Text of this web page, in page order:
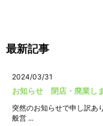
最新記事
2024/03/31
お知らせ 閉店・廃業しま
突然のお知らせで申し訳あ
般営 ...